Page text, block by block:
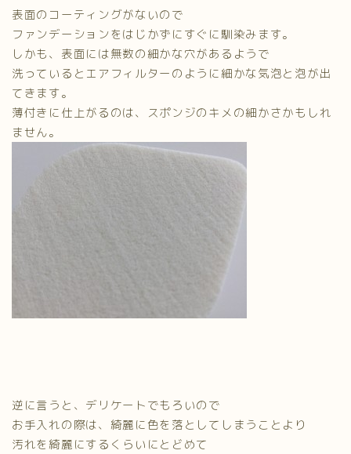
表面のコーティングがないので
ファンデーションをはじかずにすぐに馴染みます。
しかも、表面には無数の細かな穴があるようで
洗っているとエアフィルターのように細かな気泡と泡が出
てきます。
薄付きに仕上がるのは、スポンジのキメの細かさかもしれ
ません。
逆に言うと、デリケートでもろいので
お手入れの際は、綺麗に色を落としてしまうことより
汚れを綺麗にするくらいにとどめて